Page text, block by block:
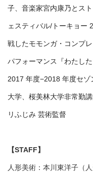
子、音楽家宮内康乃とス
ェスティバル/トーキョー
戦したモモンガ・コンプ
パフォーマンス『わたし
2017 年度−2018 年度セ
大学、桜美林大学非常勤
リふじみ 芸術監督
【STAFF】
人形美術 ： 本川東洋子（人